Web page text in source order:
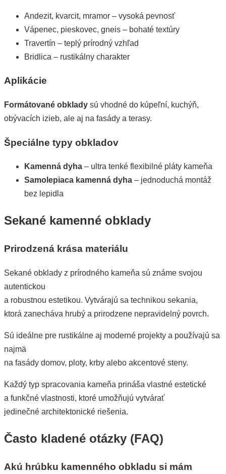
Andezit, kvarcit, mramor – vysoká pevnosť
Vápenec, pieskovec, gneis – bohaté textúry
Travertín – teplý prírodný vzhľad
Bridlica – rustikálny charakter
Aplikácie
Formátované obklady sú vhodné do kúpeľní, kuchýň,
obývacích izieb, ale aj na fasády a terasy.
Špeciálne typy obkladov
Kamenná dyha – ultra tenké flexibilné pláty kameňa
Samolepiaca kamenná dyha – jednoduchá montáž
bez lepidla
Sekané kamenné obklady
Prirodzená krása materiálu
Sekané obklady z prírodného kameňa sú známe svojou
autentickou
a robustnou estetikou. Vytvárajú sa technikou sekania,
ktorá zanecháva hrubý a prirodzene nepravidelný povrch.
Sú ideálne pre rustikálne aj moderné projekty a používajú sa
najmä
na fasády domov, ploty, krby alebo akcentové steny.
Každý typ spracovania kameňa prináša vlastné estetické
a funkčné vlastnosti, ktoré umožňujú vytvárať
jedinečné architektonické riešenia.
Často kladené otázky (FAQ)
Akú hrúbku kamenného obkladu si mám